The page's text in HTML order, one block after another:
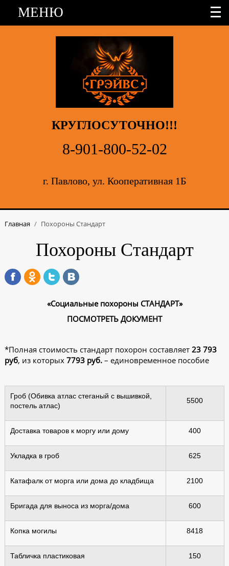
МЕНЮ
КРУГЛОСУТОЧНО!!!
8-901-800-52-02
г. Павлово, ул. Кооперативная 1Б
Главная / Похороны Стандарт
Похороны Стандарт
«Социальные похороны СТАНДАРТ»
ПОСМОТРЕТЬ ДОКУМЕНТ
*Полная стоимость стандарт похорон составляет 23 793
руб, из которых 7793 руб.– единовременное пособие
Гроб (Обивка атлас стеганый с вышивкой,
постель атлас)
5500
Доставка товаров к моргу или дому 400
Укладка в гроб 625
Катафалк от морга или дома до кладбища 2100
Бригада для выноса из морга/дома 600
Копка могилы 8418
Табличка пластиковая 150